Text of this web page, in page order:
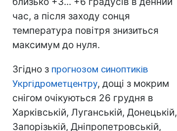
час, а після заходу сонця
температура повітря знизиться
максимум до нуля.
Згідно з прогнозом синоптиків
Укргідрометцентру, дощі з мокрим
снігом очікуються 26 грудня в
Харківській, Луганській, Донецькій,
Запорізькій, Дніпропетровській,